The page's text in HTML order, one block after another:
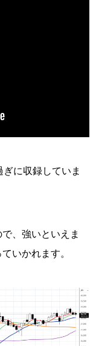
に収録していま
、強いといえま
いかれます。